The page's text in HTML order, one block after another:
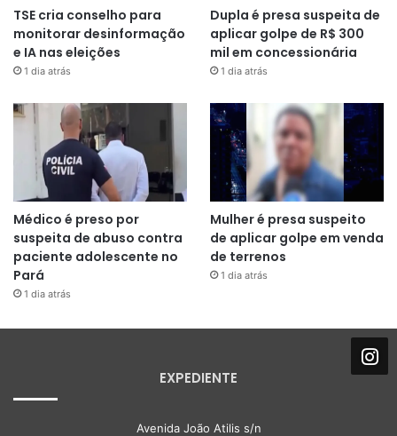
TSE cria conselho para
monitorar desinformação
e IA nas eleições
1 dia atrás
Dupla é presa suspeita de
aplicar golpe de R$ 300
mil em concessionária
1 dia atrás
Médico é preso por
suspeita de abuso contra
paciente adolescente no
Pará
1 dia atrás
Mulher é presa suspeito
de aplicar golpe em venda
de terrenos
1 dia atrás
EXPEDIENTE
Avenida João Atilis s/n